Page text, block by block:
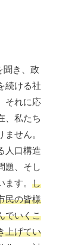
聞き、政
続ける社
それに応
、私たち
せん。
人口構造
題、そし
す。 し
民の皆様
でいくこ
上げてい